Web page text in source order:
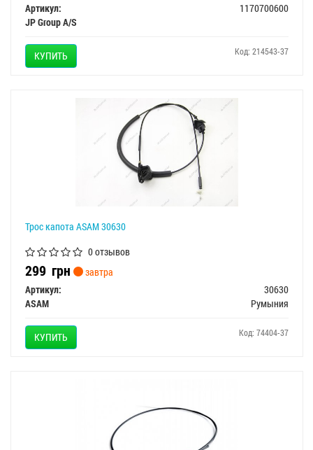
Артикул:
1170700600
JP Group A/S
КУПИТЬ Код: 214543-37
Трос капота ASAM 30630
0 отзывов
299 грн
завтра
Артикул:
30630
ASAM
Румыния
КУПИТЬ Код: 74404-37